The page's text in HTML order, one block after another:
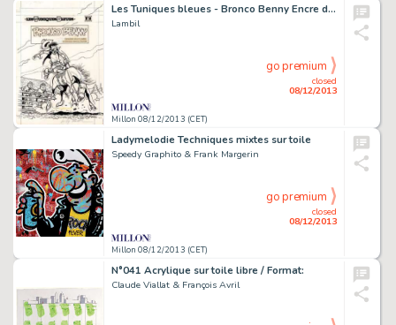
Les Tuniques bleues - Bronco Benny Encre de Chine pour cette couverture
Lambil
Millon 08/12/2013 (CET)
closed
08/12/2013
go premium
Ladymelodie Techniques mixtes sur toile
Speedy Graphito & Frank Margerin
Millon 08/12/2013 (CET)
closed
08/12/2013
go premium
N°041 Acrylique sur toile libre / Format:
Claude Viallat & François Avril